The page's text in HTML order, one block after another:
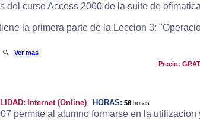
del curso Access 2000 de la suite de
la primera parte de la Leccion 3:
🔍Ver mas
Precio:
Internet (Online) HORAS: 56 horas
permite al alumno formarse en la